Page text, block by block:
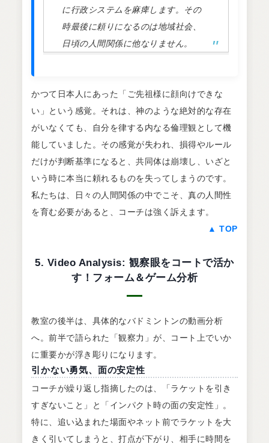
に行政システムを麻痺します。その
時最後に頼りになるのは地域社会、
日頃の人間関係に他なりません。
かつて日本人にあった「ご先祖様に顔向けできな
い」という感覚。それは、神のような絶対的な存在
がいなくても、自分を律する内なる倫理観として機
能していました。その感覚が失われ、損得やルール
だけが判断基準になると、共同体は崩壊し、いざと
いう時に本当に頼れるものを失ってしまうのです。
私たちは、日々の人間関係の中でこそ、真の人間性
を育む必要があると、コーチは強く訴えます。
▲ TOP
5. Video Analysis: 観察眼をコートで活か
す！フォーム＆ゲーム分析
教室の後半は、具体的なバドミントンの動画分析
へ。前半で語られた「観察力」が、コート上でいか
に重要かが浮き彫りになります。
引かない勇気、面の安定性
コーチが繰り返し指摘したのは、「ラケットを引き
すぎないこと」と「インパクト時の面の安定性」。
特に、追い込まれた場面やネット前でラケットを大
きく引いてしまうと、打点が下がり、相手に時間を